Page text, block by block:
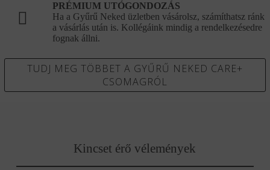
PRÉMIUM UTÓGONDOZÁS
Ha a Gyűrű Neked üzletben vásárolsz, számíthatsz ránk
a vásárlás után is. Kollégáink mindig a rendelkezésedre
fognak állni.
TUDJ MEG TÖBBET A GYŰRŰ NEKED CARE+
CSOMAGRÓL
Kincset érő vélemények